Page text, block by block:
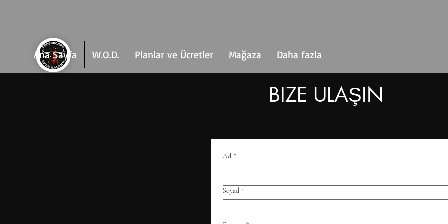
Ana Sayfa W.O.D. Planlar ve Ücretler Mağaza Daha fazla
BIZE ULAŞIN
Ad *
Soyad *